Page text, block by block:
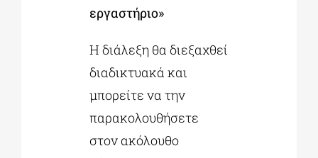
εργαστήριο»
Η διάλεξη θα διεξαχθεί
διαδικτυακά και
μπορείτε να την
παρακολουθήσετε
στον ακόλουθο